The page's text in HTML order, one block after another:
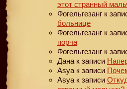
этот странный
Фогельгезанг к
больнице
Фогельгезанг к
порча
Фогельгезанг к
Дана к записи
Asya к записи
Asya к записи